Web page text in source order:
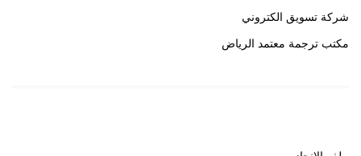
شركة تسويق الكتروني
مكتب ترجمة معتمد الرياض